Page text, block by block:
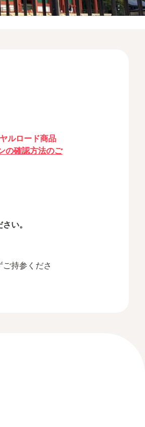
ルロード商品
の確認方法のご
い。
持参くださ